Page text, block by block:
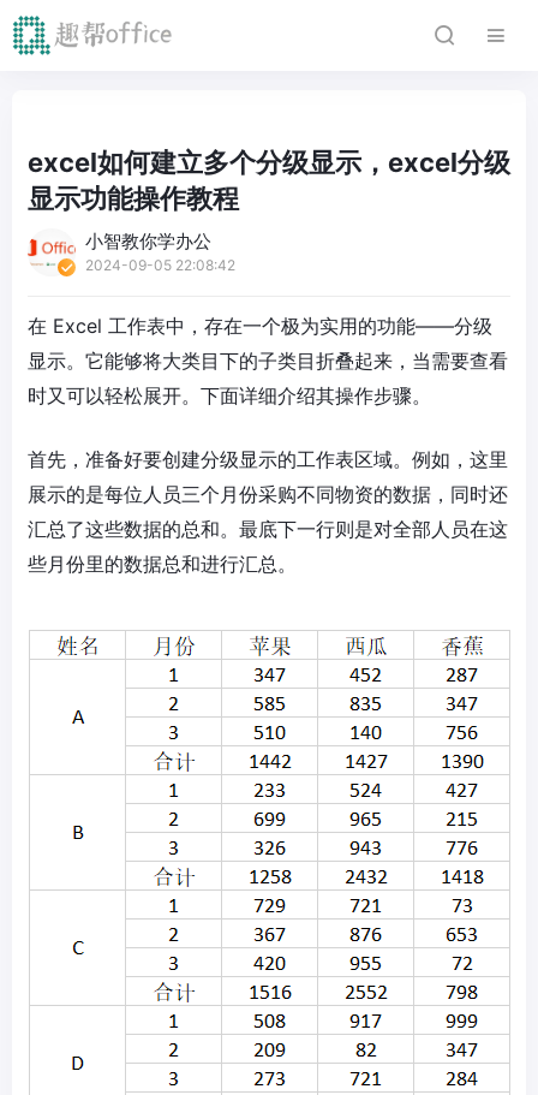
excel如何建立多个分级显示，excel分级
显示功能操作教程
小智教你学办公
2024-09-05 22:08:42
在 Excel 工作表中，存在一个极为实用的功能——分级
显示。它能够将大类目下的子类目折叠起来，当需要查看
时又可以轻松展开。下面详细介绍其操作步骤。
首先，准备好要创建分级显示的工作表区域。例如，这里
展示的是每位人员三个月份采购不同物资的数据，同时还
汇总了这些数据的总和。最底下一行则是对全部人员在这
些月份里的数据总和进行汇总。